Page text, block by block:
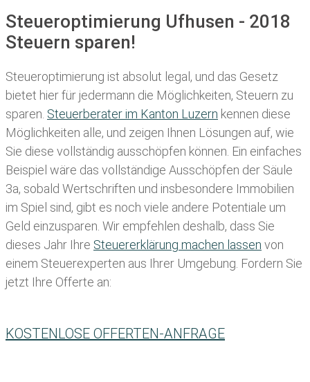
Steueroptimierung Ufhusen - 2018
Steuern sparen!
Steueroptimierung ist absolut legal, und das Gesetz
bietet hier für jedermann die Möglichkeiten, Steuern zu
sparen. Steuerberater im K anton Luzern kennen diese
Möglichkeiten alle, und zeigen Ihnen Lösungen auf, wie
Sie diese vollständig ausschöpfen können. Ein einfaches
Beispiel wäre das vollständige Ausschöpfen der Säule
3a, sobald Wertschriften und insbesondere Immobilien
im Spiel sind, gibt es noch viele andere Potentiale um
Geld einzusparen. Wir empfehlen deshalb, dass Sie
dieses Jahr Ihre Steuererklärung machen lassen von
einem Steuerexperten aus Ihrer Umgebung. Fordern Sie
jetzt Ihre Offerte an:
KOSTENLOSE OFFERTEN-ANFRAGE